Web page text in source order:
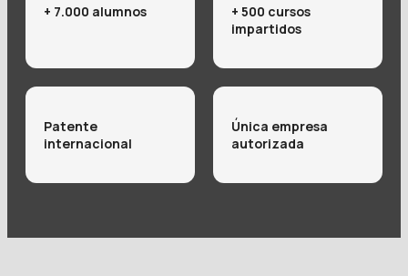
+ 7.000 alumnos
+ 500 cursos
impartidos
Patente
internacional
Única empresa
autorizada